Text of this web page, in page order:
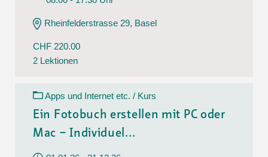
Rheinfelderstrasse 29, Basel
CHF 220.00
2 Lektionen
Apps und Internet etc. / Kurs
Ein Fotobuch erstellen mit PC oder
Mac – Individuel...